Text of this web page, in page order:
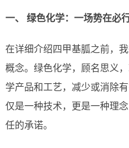
一、 绿色化学：一场势在必
在详细介绍四甲基胍之前，
概念。绿色化学，顾名思义
学产品和工艺，减少或消除
仅是一种技术，更是一种理
任的承诺。